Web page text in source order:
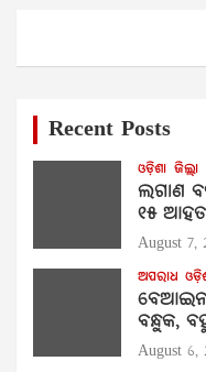
Recent Posts
ଓଡ଼ିଶା ଜିଲ୍ଲା
ଲଗାଣ
୧୫ ଆହତ
August 7,
ଅପରାଧ
ବେଆଇନ
ବନ୍ଧୁକ,
August 6,